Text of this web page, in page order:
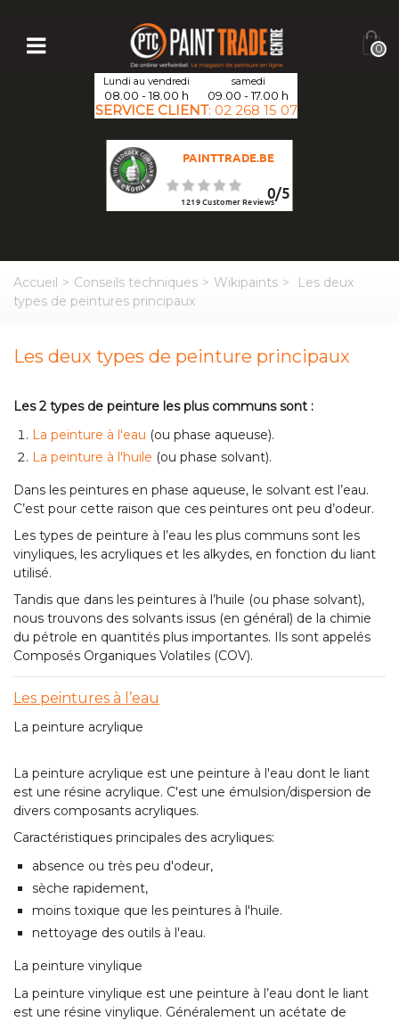
0
Lundi au vendredi
08.00 - 18.00 h
samedi
09.00 - 17.00 h
SERVICE CLIENT: 02 268 15 07
PAINTTRADE.BE
0/5
1219Customer Reviews
Accueil > Conseils techniques > Wikipaints >
Les deux
types de peintures principaux
Les deux types de peinture principaux
Les 2 types de peinture les plus communs sont :
La peinture à l'eau (ou phase aqueuse).
La peinture à l'huile (ou phase solvant).
Dans les peintures en phase aqueuse, le solvant est l’eau.
C’est pour cette raison que ces peintures ont peu d’odeur.
Les types de peinture à l’eau les plus communs sont les
vinyliques, les acryliques et les alkydes, en fonction du liant
utilisé.
Tandis que dans les peintures à l’huile (ou phase solvant),
nous trouvons des solvants issus (en général) de la chimie
du pétrole en quantités plus importantes. Ils sont appelés
Composés Organiques Volatiles (COV).
Les peintures à l’eau
La peinture acrylique
La peinture acrylique est une peinture à l'eau dont le liant
est une résine acrylique. C'est une émulsion/dispersion de
divers composants acryliques.
Caractéristiques principales des acryliques:
absence ou très peu d'odeur,
sèche rapidement,
moins toxique que les peintures à l'huile.
nettoyage des outils à l'eau.
La peinture vinylique
La peinture vinylique est une peinture à l’eau dont le liant
est une résine vinylique. Généralement un acétate de